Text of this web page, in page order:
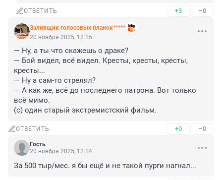
ОТВЕТИТЬ +3 –0
Заливщик голосовых планок*****
20 ноября 2025, 12:15
— Ну, а ты что скажешь о драке?
— Бой видел, всё видел. Кресты, кресты, кресты,
кресты...
— Ну а сам-то стрелял?
— А как же, всё до последнего патрона. Вот только
всё мимо.
(c) один старый экстремистский фильм.
ОТВЕТИТЬ +0 –0
Гость
20 ноября 2025, 12:14
За 500 тыр/мес. я бы ещё и не такой пурги нагнал...